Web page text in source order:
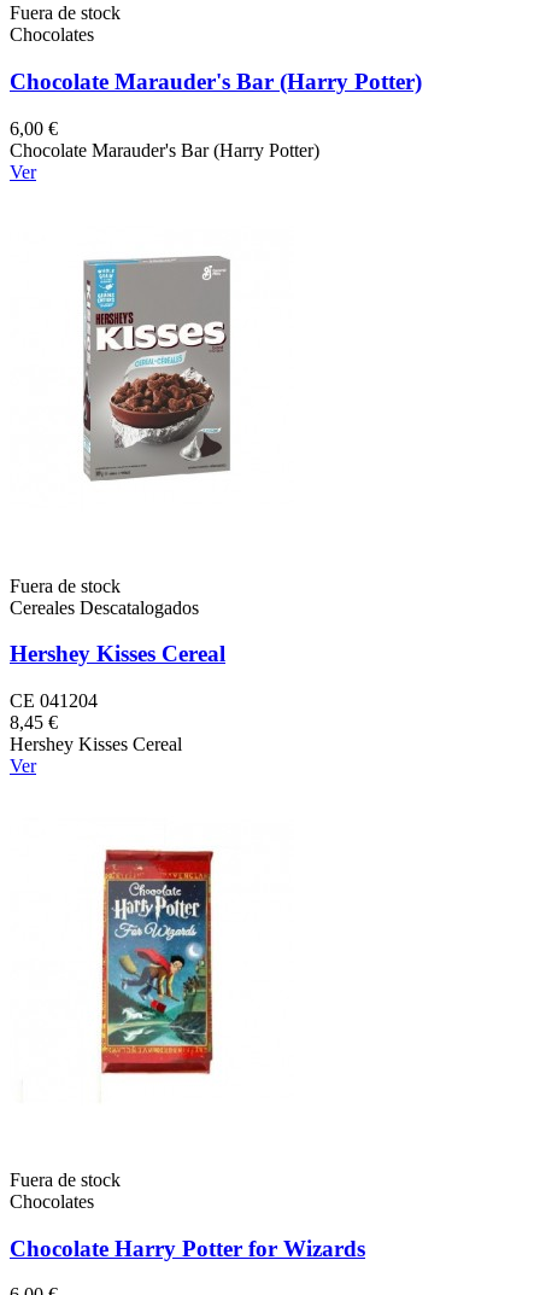
Fuera de stock
Chocolates
Chocolate Marauder's Bar (Harry Potter)
6,00 €
Chocolate Marauder's Bar (Harry Potter)
Ver
Fuera de stock
Cereales Descatalogados
Hershey Kisses Cereal
CE 041204
8,45 €
Hershey Kisses Cereal
Ver
Fuera de stock
Chocolates
Chocolate Harry Potter for Wizards